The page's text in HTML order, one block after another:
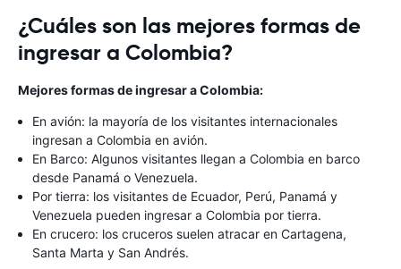
¿Cuáles son las mejores formas de
ingresar a Colombia?
Mejores formas de ingresar a Colombia:
En avión: la mayoría de los visitantes internacionales
ingresan a Colombia en avión.
En Barco: Algunos visitantes llegan a Colombia en barco
desde Panamá o Venezuela.
Por tierra: los visitantes de Ecuador, Perú, Panamá y
Venezuela pueden ingresar a Colombia por tierra.
En crucero: los cruceros suelen atracar en Cartagena,
Santa Marta y San Andrés.